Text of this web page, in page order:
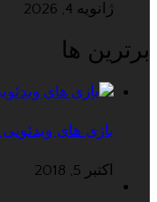
ژانویه 4, 2026
برترین ها
بازی های
اکتبر 5, 2018